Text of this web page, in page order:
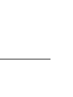
ページ